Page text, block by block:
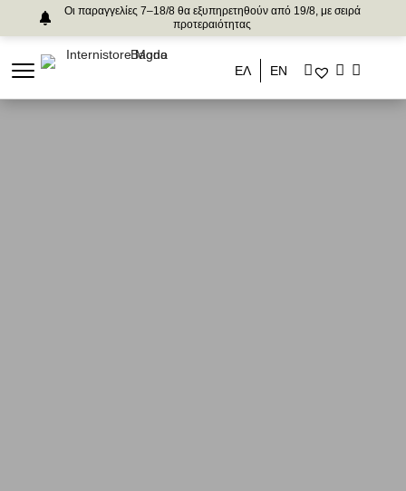
Οι παραγγελίες 7–18/8 θα εξυπηρετηθούν από 19/8, με σειρά
προτεραιότητας
ΕΛ ΕΝ